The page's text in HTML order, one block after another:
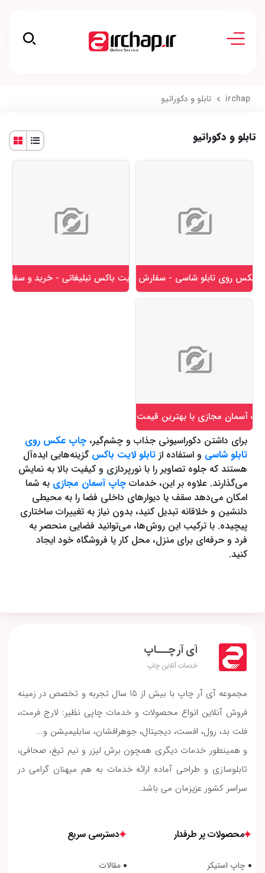
irchap تابلو و دکوراتیو
تابلو و دکوراتیو
روی تابلو شاسی - سفارش تابلو با عکس دلخواه
تابلو لایت باکس تبلیغاتی - خرید و سفارش
آسمان مجازی با بهترین قیمت
برای داشتن دکوراسیونی جذاب و چشم‌گیر، چاپ عکس روی
تابلو شاسی و استفاده از تابلو لایت باکس گزینه‌هایی ایده‌آل
هستند که جلوه تصاویر را با نورپردازی و کیفیت بالا به نمایش
می‌گذارند. علاوه بر این، خدمات چاپ آسمان مجازی به شما
امکان می‌دهد سقف یا دیوارهای داخلی فضا را به محیطی
دلنشین و خلاقانه تبدیل کنید، بدون نیاز به تغییرات ساختاری
پیچیده. با ترکیب این روش‌ها، می‌توانید فضایی منحصر به
فرد و حرفه‌ای برای منزل، محل کار یا فروشگاه خود ایجاد
کنید.
آی آر چـــاپ
خدمات آنلاین چاپ
مجموعه آی آر چاپ با بیش از 15 سال تجربه و تخصص در زمینه
فروش آنلاین انواع محصولات و خدمات چاپی نظیر: لارج فرمت،
فلت بد، رول، افست، دیجیتال، جوهرافشان، سابلیمیشن و...
و همینطور خدمات دیگری همچون برش لیزر و نیم تیغ، صحافی،
تابلوسازی و طراحی آماده ارائه خدمات به هم میهنان گرامی در
سراسر کشور عزیزمان می باشد.
محصولات پر طرفدار
چاپ استیکر
دسترسی سریع
مقالات